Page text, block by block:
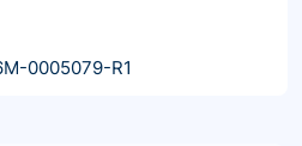
0005079-R1